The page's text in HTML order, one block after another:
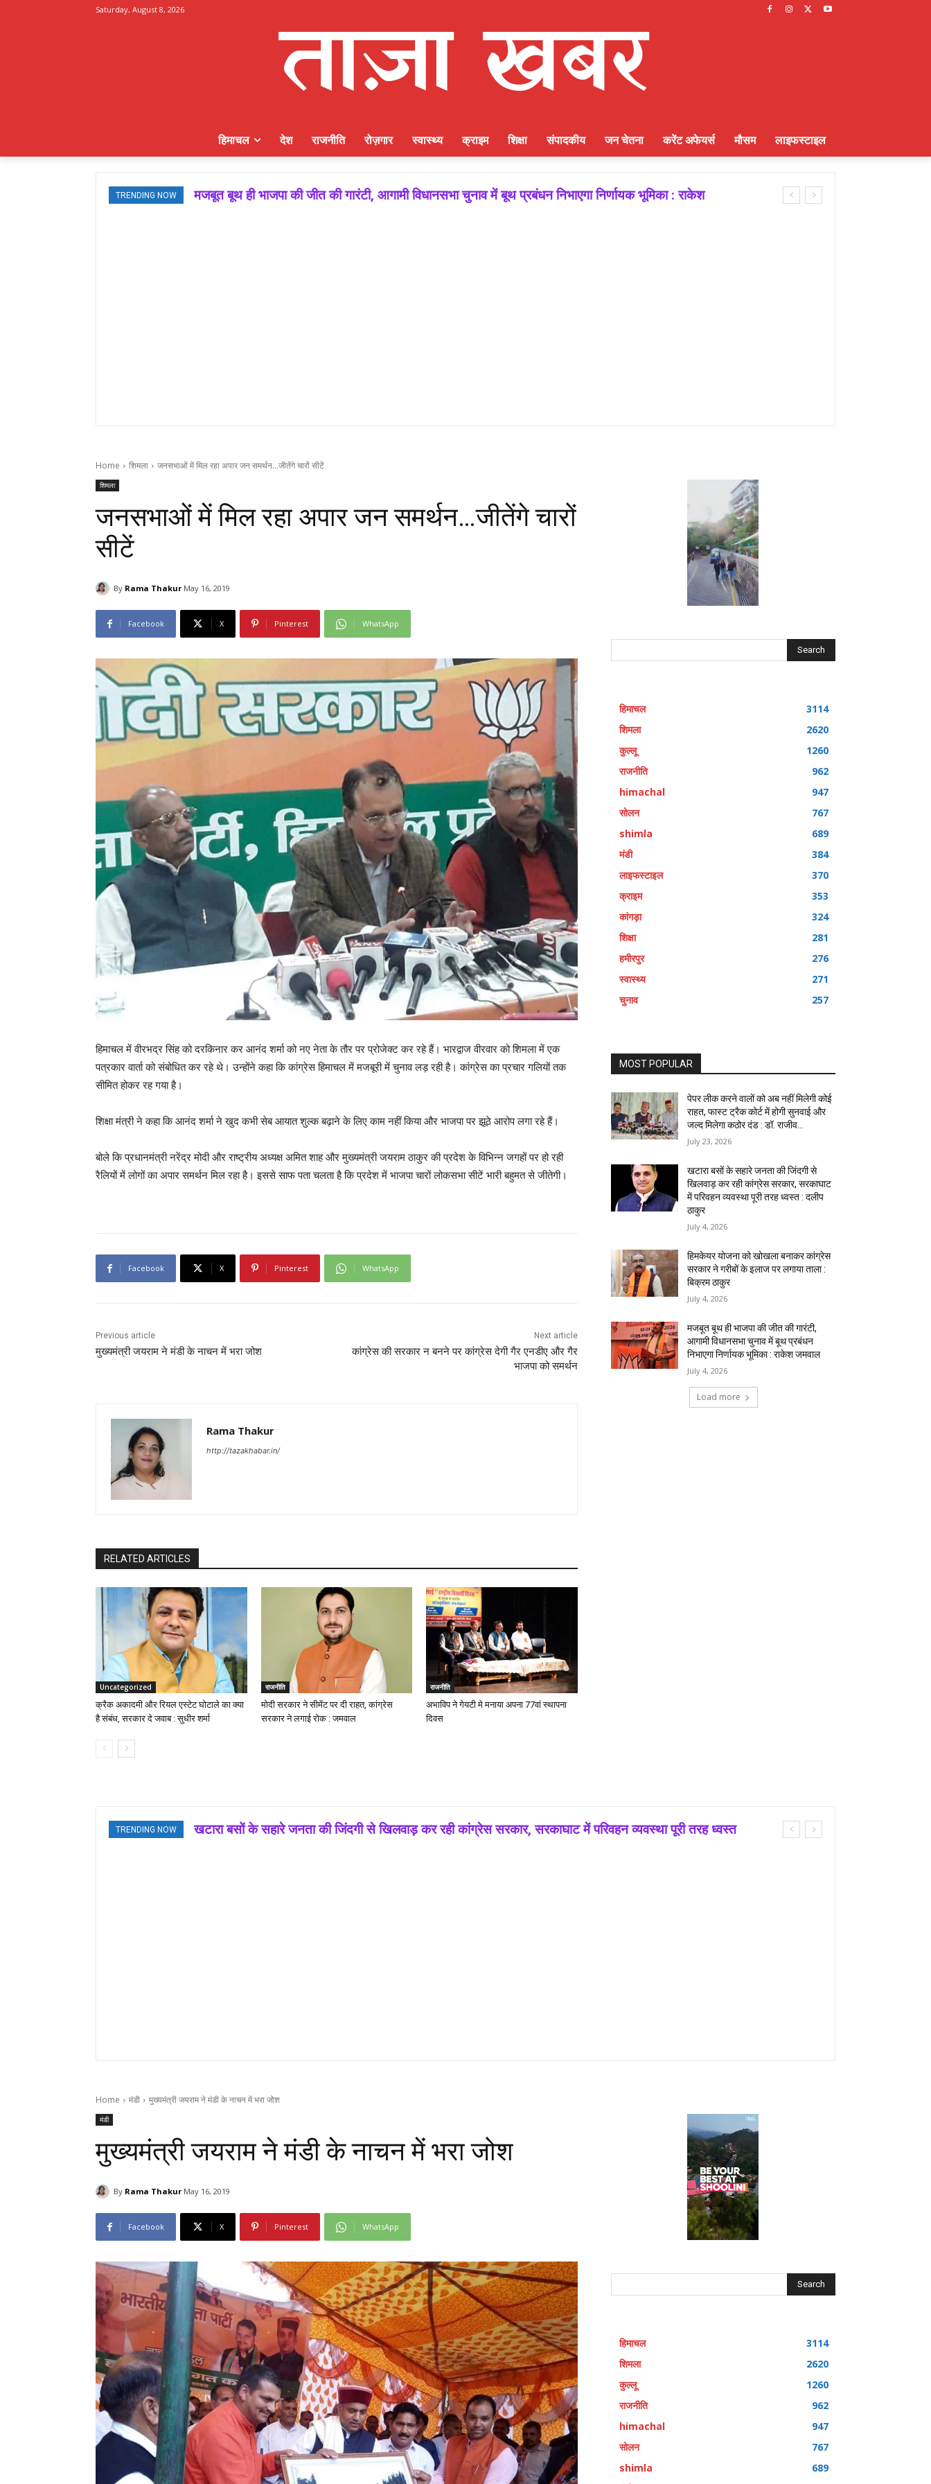
Saturday, August 8, 2026
हिमाचल देश राजनीति रोज़गार स्वास्थ्य क्राइम शिक्षा संपादकीय जन चेतना करेंट अफेयर्स मौसम लाइफस्टाइल
TRENDING NOW
मजबूत बूथ ही भाजपा की जीत की गारंटी, आगामी विधानसभा चुनाव में बूथ प्रबंधन निभाएगा निर्णायक भूमिका : राकेश
Home शिमला जनसभाओं में मिल रहा अपार जन समर्थन…जीतेंगे चारों सीटें
शिमला
जनसभाओं में मिल रहा अपार जन समर्थन…जीतेंगे चारों
सीटें
By Rama Thakur May 16, 2019
Facebook X Pinterest WhatsApp
हिमाचल में वीरभद्र सिंह को दरकिनार कर आनंद शर्मा को नए नेता के तौर पर प्रोजेक्ट कर रहे हैं। भारद्वाज वीरवार को शिमला में एक
पत्रकार वार्ता को संबोधित कर रहे थे। उन्होंने कहा कि कांग्रेस हिमाचल में मजबूरी में चुनाव लड़ रही है। कांग्रेस का प्रचार गलियों तक
सीमित होकर रह गया है।
शिक्षा मंत्री ने कहा कि आनंद शर्मा ने खुद कभी सेब आयात शुल्क बढ़ाने के लिए काम नहीं किया और भाजपा पर झूठे आरोप लगा रहे हैं।
बोले कि प्रधानमंत्री नरेंद्र मोदी और राष्ट्रीय अध्यक्ष अमित शाह और मुख्यमंत्री जयराम ठाकुर की प्रदेश के विभिन्न जगहों पर हो रही
रैलियों में लोगों का अपार समर्थन मिल रहा है। इससे साफ पता चलता है कि प्रदेश में भाजपा चारों लोकसभा सीटें भारी बहुमत से जीतेगी।
Facebook X Pinterest WhatsApp
Previous article
मुख्यमंत्री जयराम ने मंडी के नाचन में भरा जोश
Next article
कांग्रेस की सरकार न बनने पर कांग्रेस देगी गैर एनडीए और गैर
भाजपा को समर्थन
Rama Thakur
http://tazakhabar.in/
RELATED ARTICLES
Uncategorized
क्रैक अकादमी और रियल एस्टेट घोटाले का क्या
है संबंध, सरकार दे जवाब : सुधीर शर्मा
राजनीति
मोदी सरकार ने सीमेंट पर दी राहत, कांग्रेस
सरकार ने लगाई रोक : जमवाल
राजनीति
अभाविप ने गेयटी मे मनाया अपना 77वां स्थापना
दिवस
Search
हिमाचल
3114
शिमला
2620
कुल्लू
1260
राजनीति
962
himachal
947
सोलन
767
shimla
689
मंडी
384
लाइफस्टाइल
370
क्राइम
353
कांगड़ा
324
शिक्षा
281
हमीरपुर
276
स्वास्थ्य
271
चुनाव
257
MOST POPULAR
पेपर लीक करने वालों को अब नहीं मिलेगी कोई
राहत, फास्ट ट्रैक कोर्ट में होगी सुनवाई और
जल्द मिलेगा कठोर दंड : डॉ. राजीव...
July 23, 2026
खटारा बसों के सहारे जनता की जिंदगी से
खिलवाड़ कर रही कांग्रेस सरकार, सरकाघाट
में परिवहन व्यवस्था पूरी तरह ध्वस्त : दलीप
ठाकुर
July 4, 2026
हिमकेयर योजना को खोखला बनाकर कांग्रेस
सरकार ने गरीबों के इलाज पर लगाया ताला :
बिक्रम ठाकुर
July 4, 2026
मजबूत बूथ ही भाजपा की जीत की गारंटी,
आगामी विधानसभा चुनाव में बूथ प्रबंधन
निभाएगा निर्णायक भूमिका : राकेश जमवाल
July 4, 2026
Load more